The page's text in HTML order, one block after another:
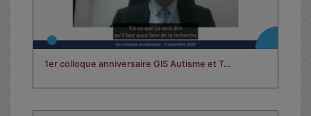
1er colloque anniversaire GIS Autisme et T…